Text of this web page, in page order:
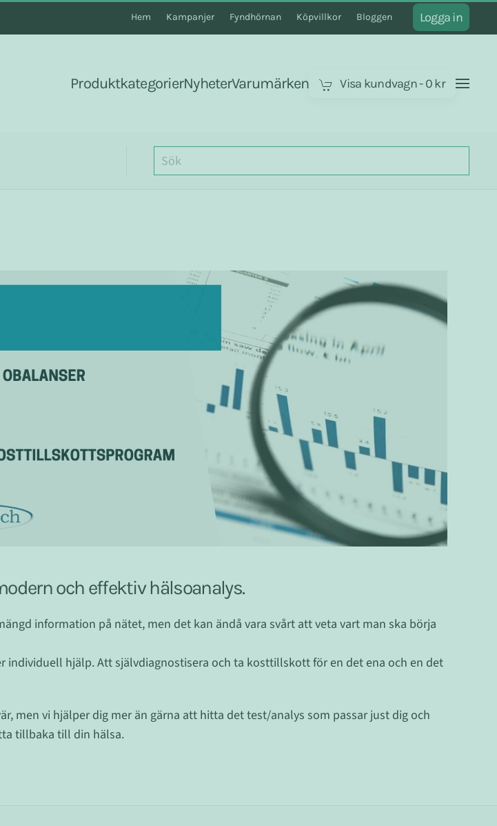
Hem Kampanjer Fyndhörnan Köpvillkor Bloggen Logga in
ProduktkategorierNyheterVarumärken Visa kundvagn-0 kr
och effektiv hälsoanalys.
information på nätet, men det kan ändå vara svårt att veta vart man ska börja
individuell hjälp. Att självdiagnostisera och ta kosttillskott för en det ena och en det
men vi hjälper dig mer än gärna att hitta det test/analys som passar just dig och
tillbaka till din hälsa.